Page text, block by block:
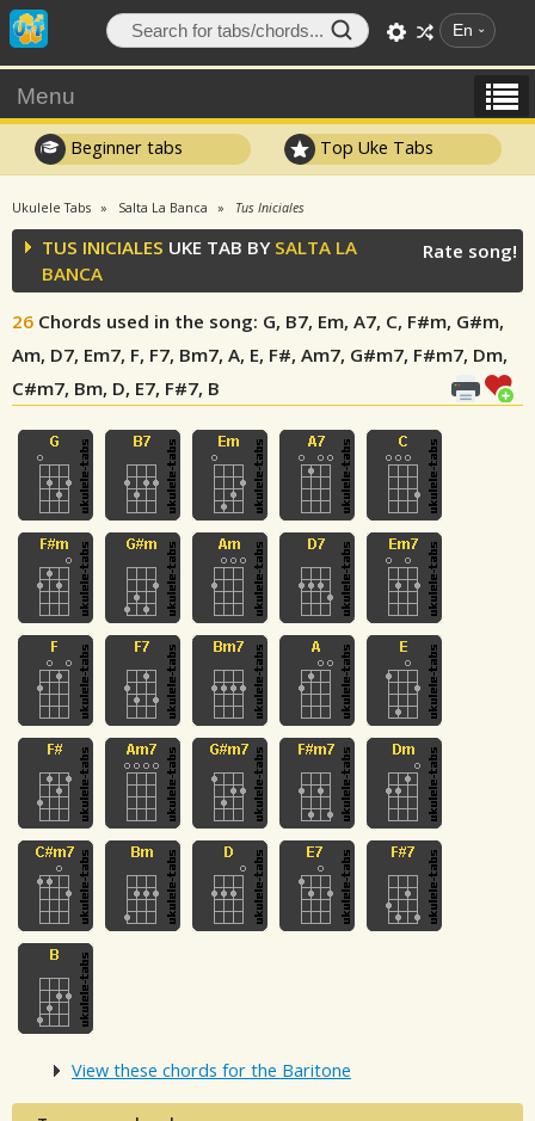
En
Menu
Beginner tabs Top Uke Tabs
Ukulele Tabs Salta La Banca Tus Iniciales
TUS INICIALES UKE TAB BY SALTA LA
BANCA
26 Chords used in the song: G, B7, Em, A7, C, F#m, G#m,
Am, D7, Em7, F, F7, Bm7, A, E, F#, Am7, G#m7, F#m7, Dm,
C#m7, Bm, D, E7, F#7, B
Rate song!
View these chords for the Baritone